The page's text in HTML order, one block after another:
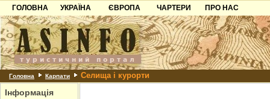
ГОЛОВНА
УКРАЇНА
Карпати
Азов
Причорноморря
Шацьк
ЄВРОПА
Чорногорія
Хорватія
Болгарія
Албанія
ЧАРТЕРИ
ПРО НАС
Контакти
Партнерам
Додати готель
Головна Карпати Селища і курорти
Інформація